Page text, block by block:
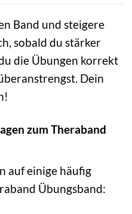
Band und steigere
sobald du stärker
die Übungen korrekt
Dein
zum Theraband
auf einige häufig
Übungsband: